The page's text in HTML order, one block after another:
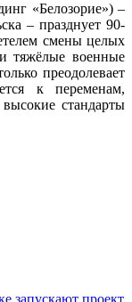
«Белозорие») –
– празднует 90-
смены целых
тяжёлые военные
преодолевает
к переменам,
стандарты